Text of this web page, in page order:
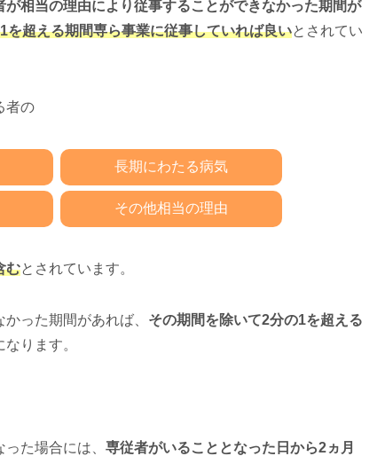
が相当の理由により従事することができなかった期間が
を超える期間専ら事業に従事していれば良いとされてい
者の
長期にわたる病気
その他相当の理由
むとされています。
った期間があれば、 その期間を除いて2分の1を超える
なります。
た場合には、 専従者がいることとなった日から2ヵ月